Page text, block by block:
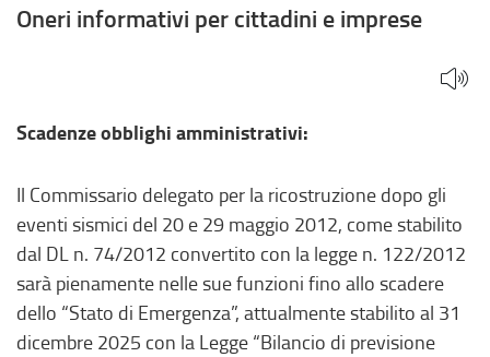
Oneri informativi per cittadini e imprese
Scadenze obblighi amministrativi:
Il Commissario delegato per la ricostruzione dopo gli
eventi sismici del 20 e 29 maggio 2012, come stabilito
dal DL n. 74/2012 convertito con la legge n. 122/2012
sarà pienamente nelle sue funzioni fino allo scadere
dello “Stato di Emergenza”, attualmente stabilito al 31
dicembre 2025 con la Legge “Bilancio di previsione